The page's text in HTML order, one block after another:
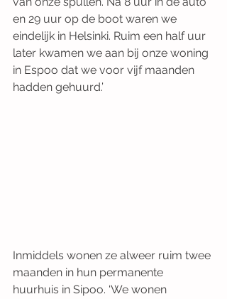
en 29 uur op de boot waren we
eindelijk in Helsinki. Ruim een half uur
later kwamen we aan bij onze woning
in Espoo dat we voor vijf maanden
hadden gehuurd.’
Inmiddels wonen ze alweer ruim twee
maanden in hun permanente
huurhuis in Sipoo. ‘We wonen